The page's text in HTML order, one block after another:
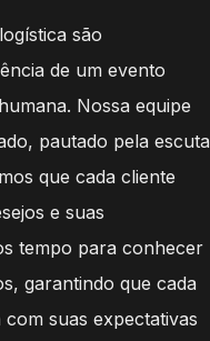
são
de um evento
Nossa equipe
pautado pela escuta
que cada cliente
e suas
tempo para conhecer
garantindo que cada
com suas expectativas